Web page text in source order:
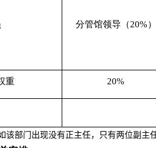
分管馆领导（20%）
重 20%
该部门出现没有正主任，只有两位副主